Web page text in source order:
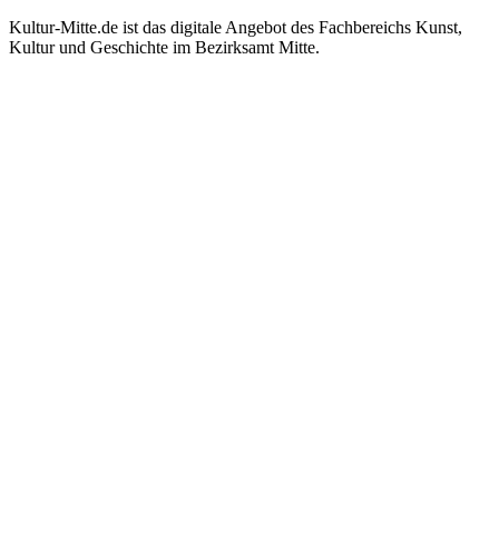
Kultur-Mitte.de ist das digitale Angebot des Fachbereichs Kunst,
Kultur und Geschichte im Bezirksamt Mitte.